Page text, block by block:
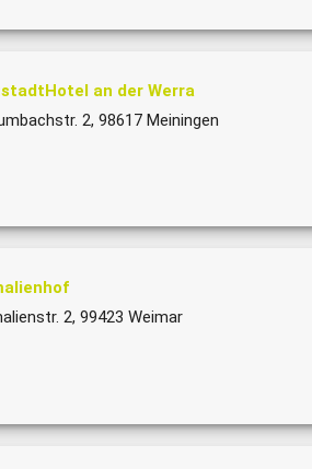
an der Werra
2, 98617 Meiningen
2, 99423 Weimar